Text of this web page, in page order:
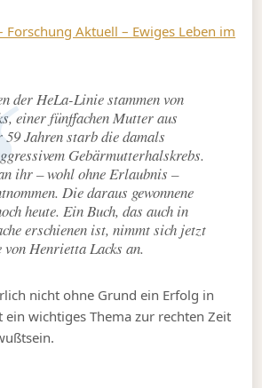
Forschung Aktuell – Ewiges Leben im
der HeLa-Linie stammen von
einer fünffachen Mutter aus
Jahren starb die damals
Gebärmutterhalskrebs.
ihr – wohl ohne Erlaubnis –
Die daraus gewonnene
heute. Ein Buch, das auch in
erschienen ist, nimmt sich jetzt
von Henrietta Lacks an.
nicht ohne Grund ein Erfolg in
ein wichtiges Thema zur rechten Zeit